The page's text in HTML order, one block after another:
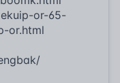
or-65-
or.html